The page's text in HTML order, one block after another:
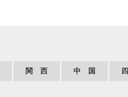
関 西 中 国